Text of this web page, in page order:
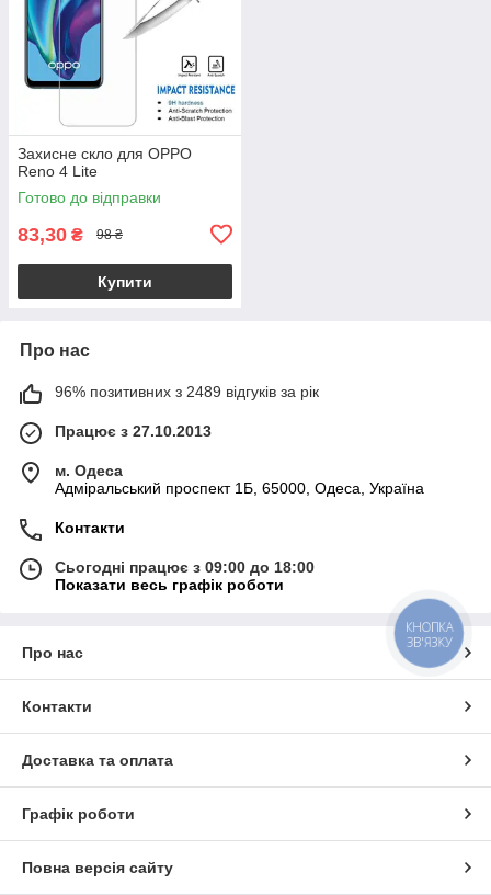
Захисне скло для OPPO
Reno 4 Lite
Готово до відправки
83,30 ₴ 98 ₴
Купити
Про нас
96% позитивних з 2489 відгуків за рік
Працює з 27.10.2013
м. Одеса
Адміральський проспект 1Б, 65000, Одеса, Україна
Контакти
Сьогодні працює з 09:00 до 18:00
Показати весь графік роботи
Про нас
Контакти
Доставка та оплата
Графік роботи
Повна версія сайту
КНОПКА
ЗВ'ЯЗКУ